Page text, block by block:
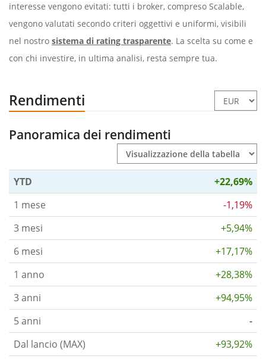
interesse vengono evitati: tutti i broker, compreso Scalable,
vengono valutati secondo criteri oggettivi e uniformi, visibili
nel nostro sistema di rating trasparente. La scelta su come e
con chi investire, in ultima analisi, resta sempre tua.
Rendimenti
Panoramica dei rendimenti
YTD
+22,69%
1 mese
-1,19%
3 mesi
+5,94%
6 mesi
+17,17%
1 anno
+28,38%
3 anni
+94,95%
5 anni
-
Dal lancio (MAX)
+93,92%